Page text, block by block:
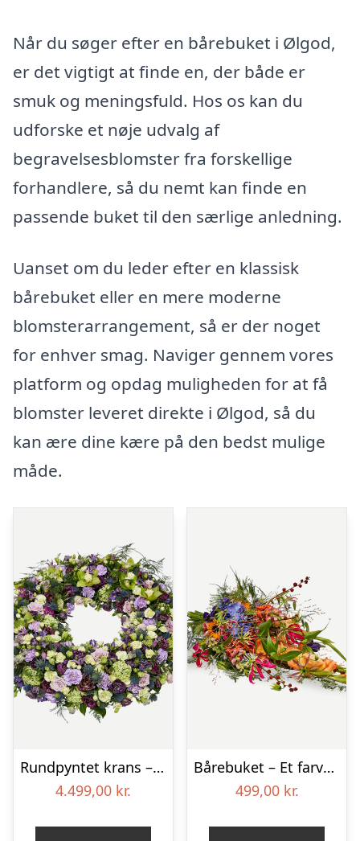
Når du søger efter en bårebuket i Ølgod,
er det vigtigt at finde en, der både er
smuk og meningsfuld. Hos os kan du
udforske et nøje udvalg af
begravelsesblomster fra forskellige
forhandlere, så du nemt kan finde en
passende buket til den særlige anledning.
Uanset om du leder efter en klassisk
bårebuket eller en mere moderne
blomsterarrangement, så er der noget
for enhver smag. Naviger gennem vores
platform og opdag muligheden for at få
blomster leveret direkte i Ølgod, så du
kan ære dine kære på den bedst mulige
måde.
Rundpyntet krans – Et eksklusivt farvel
4.499,00 kr.
Bårebuket – Et farverigt farvel
499,00 kr.